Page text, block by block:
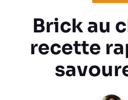
Brick au
recette